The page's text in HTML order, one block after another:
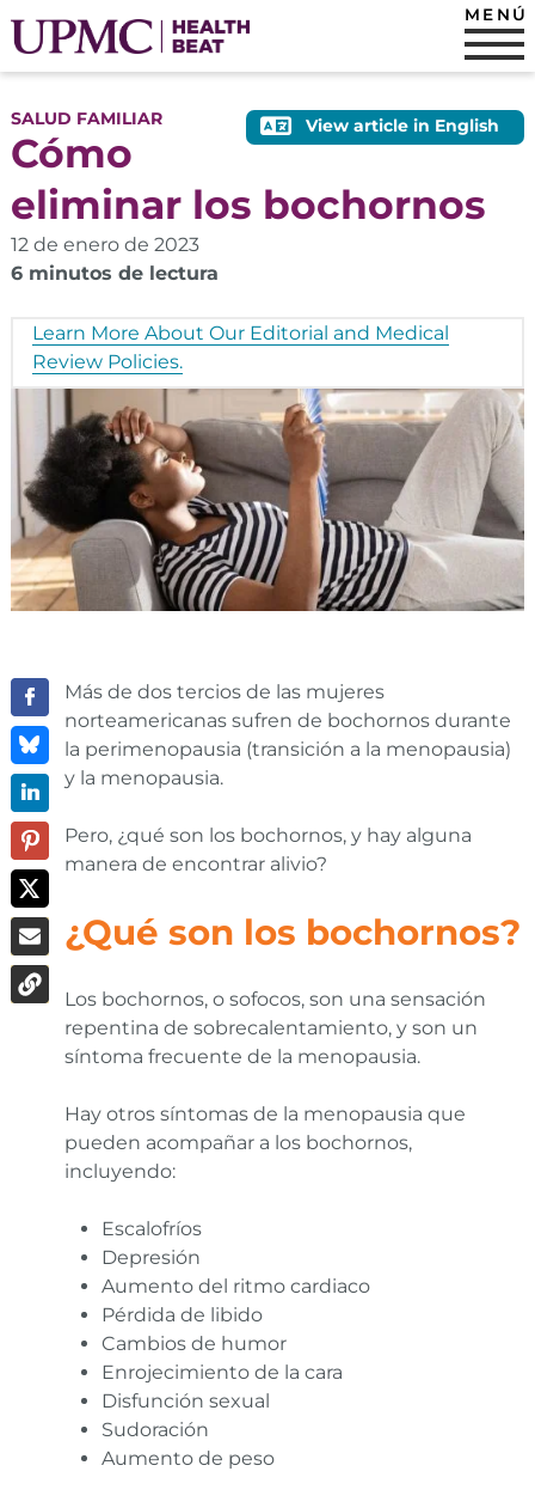
MENÚ
View article in English
SALUD FAMILIAR
Cómo
eliminar los bochornos
12 de enero de 2023
6 minutos de lectura
Learn More About Our Editorial and Medical
Review Policies.
Más de dos tercios de las mujeres
norteamericanas sufren de bochornos durante
la perimenopausia (transición a la menopausia)
y la menopausia.
Pero, ¿qué son los bochornos, y hay alguna
manera de encontrar alivio?
¿Qué son los bochornos?
Los bochornos, o sofocos, son una sensación
repentina de sobrecalentamiento, y son un
síntoma frecuente de la menopausia.
Hay otros síntomas de la menopausia que
pueden acompañar a los bochornos,
incluyendo:
Escalofríos
Depresión
Aumento del ritmo cardiaco
Pérdida de libido
Cambios de humor
Enrojecimiento de la cara
Disfunción sexual
Sudoración
Aumento de peso